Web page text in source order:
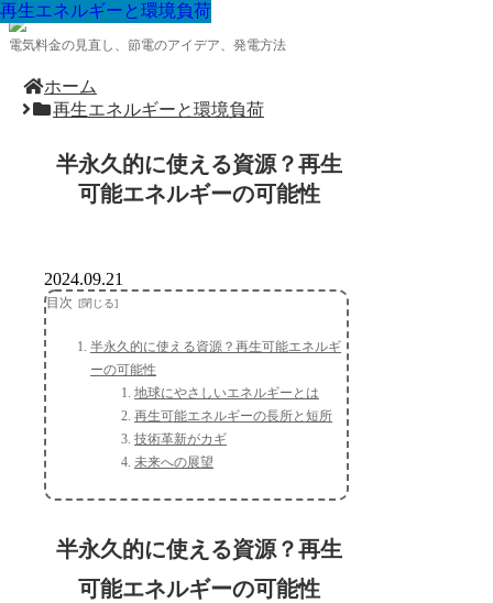
電気料金の見直し、節電のアイデア、発電方法
ホーム
再生エネルギーと環境負荷
半永久的に使える資源？再生
可能エネルギーの可能性
再生エネルギーと環境負荷
2024.09.21
目次
半永久的に使える資源？再生可能エネルギ
ーの可能性
地球にやさしいエネルギーとは
再生可能エネルギーの長所と短所
技術革新がカギ
未来への展望
半永久的に使える資源？再生
可能エネルギーの可能性
再生エネルギーと環境負荷
再生エネルギーと環境負荷
再生エネルギーと環境負荷
再生エネルギーと環境負荷
再生エネルギーと環境負荷
再生エネルギーと環境負荷
再生エネルギーと環境負荷
再生エネルギーと環境負荷